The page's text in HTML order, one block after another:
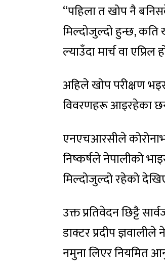
“पहिला त खोप नै
मिल्दोजुल्दो हुन्छ, कति
ल्याउँदा मार्च वा
अहिले खोप परीक्षण
विवरणहरू आइरहेका
एनएचआरसीले
निष्कर्षले नेपालीको
मिल्दोजुल्दो रहेको
उक्त प्रतिवेदन छिट्टै
डाक्टर प्रदीप
नमुना लिएर नियमित